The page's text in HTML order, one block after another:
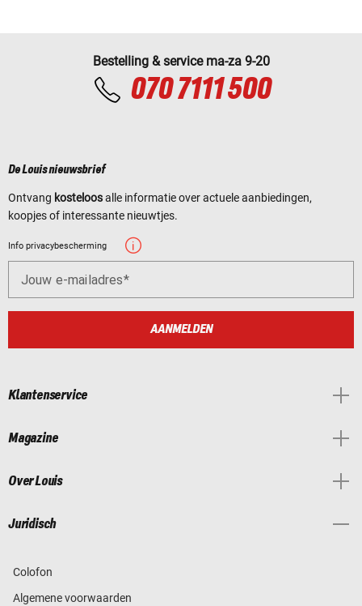
Bestelling & service ma-za 9-20
070 7111 500
De Louis nieuwsbrief
Ontvang kosteloosalle informatie over actuele aanbiedingen,
koopjes of interessante nieuwtjes.
Info privacybescherming
Jouw e-mailadres
AANMELDEN
Klantenservice
Magazine
Over Louis
Juridisch
Colofon
Algemene voorwaarden